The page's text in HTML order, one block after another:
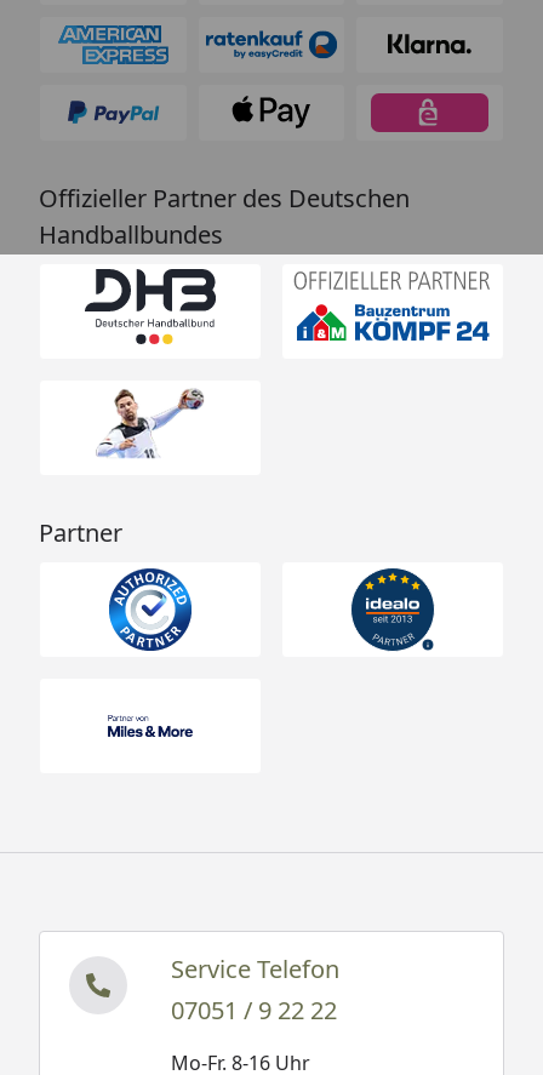
Offizieller Partner des Deutschen
Handballbundes
Partner
Service Telefon
07051 / 9 22 22
Mo-Fr. 8-16 Uhr